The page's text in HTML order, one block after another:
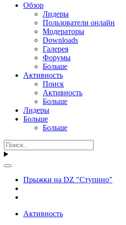
Обзор
Лидеры
Пользователи онлайн
Модераторы
Downloads
Галерея
Форумы
Больше
Активность
Поиск
Активность
Больше
Лидеры
Больше
Больше
Прыжки на DZ "Ступино"
Активность